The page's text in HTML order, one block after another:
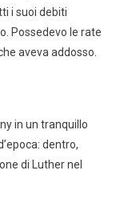
i suoi debiti
Possedevo le rate
aveva addosso.
in un tranquillo
dentro,
di Luther nel